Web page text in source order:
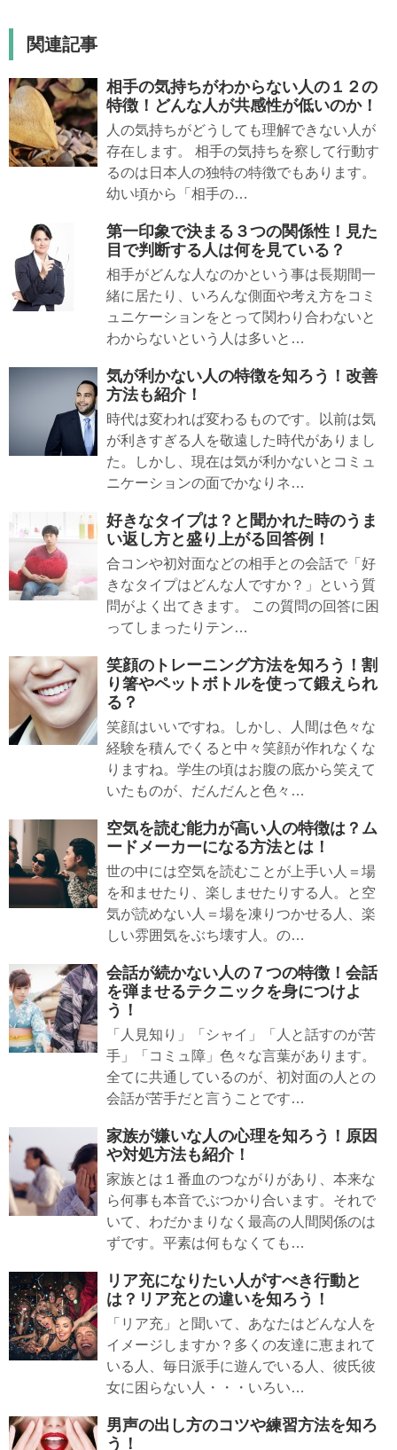
関連記事
相手の気持ちがわからない人の１２の
特徴！どんな人が共感性が低いのか！
人の気持ちがどうしても理解できない人が
存在します。 相手の気持ちを察して行動す
るのは日本人の独特の特徴でもあります。
幼い頃から「相手の…
第一印象で決まる３つの関係性！見た
目で判断する人は何を見ている？
相手がどんな人なのかという事は長期間一
緒に居たり、いろんな側面や考え方をコミ
ュニケーションをとって関わり合わないと
わからないという人は多いと…
気が利かない人の特徴を知ろう！改善
方法も紹介！
時代は変われば変わるものです。以前は気
が利きすぎる人を敬遠した時代がありまし
た。しかし、現在は気が利かないとコミュ
ニケーションの面でかなりネ…
好きなタイプは？と聞かれた時のうま
い返し方と盛り上がる回答例！
合コンや初対面などの相手との会話で「好
きなタイプはどんな人ですか？」という質
問がよく出てきます。 この質問の回答に困
ってしまったりテン…
笑顔のトレーニング方法を知ろう！割
り箸やペットボトルを使って鍛えられ
る？
笑顔はいいですね。しかし、人間は色々な
経験を積んでくると中々笑顔が作れなくな
りますね。学生の頃はお腹の底から笑えて
いたものが、だんだんと色々…
空気を読む能力が高い人の特徴は？ム
ードメーカーになる方法とは！
世の中には空気を読むことが上手い人＝場
を和ませたり、楽しませたりする人。と空
気が読めない人＝場を凍りつかせる人、楽
しい雰囲気をぶち壊す人。の…
会話が続かない人の７つの特徴！会話
を弾ませるテクニックを身につけよ
う！
「人見知り」「シャイ」「人と話すのが苦
手」「コミュ障」色々な言葉があります。
全てに共通しているのが、初対面の人との
会話が苦手だと言うことです…
家族が嫌いな人の心理を知ろう！原因
や対処方法も紹介！
家族とは１番血のつながりがあり、本来な
ら何事も本音でぶつかり合います。それで
いて、わだかまりなく最高の人間関係のは
ずです。平素は何もなくても…
リア充になりたい人がすべき行動と
は？リア充との違いを知ろう！
「リア充」と聞いて、あなたはどんな人を
イメージしますか？多くの友達に恵まれて
いる人、毎日派手に遊んでいる人、彼氏彼
女に困らない人・・・いろい…
男声の出し方のコツや練習方法を知ろ
う！